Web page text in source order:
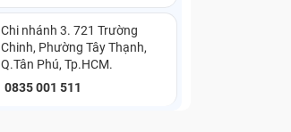
Chi nhánh 3. 721 Trường
Chinh, Phường Tây Thạnh,
Q.Tân Phú, Tp.HCM.
0835 001 511